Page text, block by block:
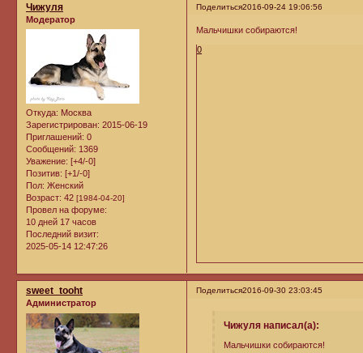
Поделиться2016-09-24 19:06:56
Чижуля
Модератор
Откуда: Москва
Зарегистрирован: 2015-06-19
Приглашений: 0
Сообщений: 1369
Уважение: [+4/-0]
Позитив: [+1/-0]
Пол: Женский
Возраст: 42 [1984-04-20]
Провел на форуме:
10 дней 17 часов
Последний визит:
2025-05-14 12:47:26
Мальчишки собираются!
0
Поделиться2016-09-30 23:03:45
sweet_tooht
Администратор
Чижуля написал(а):
Мальчишки собираются!